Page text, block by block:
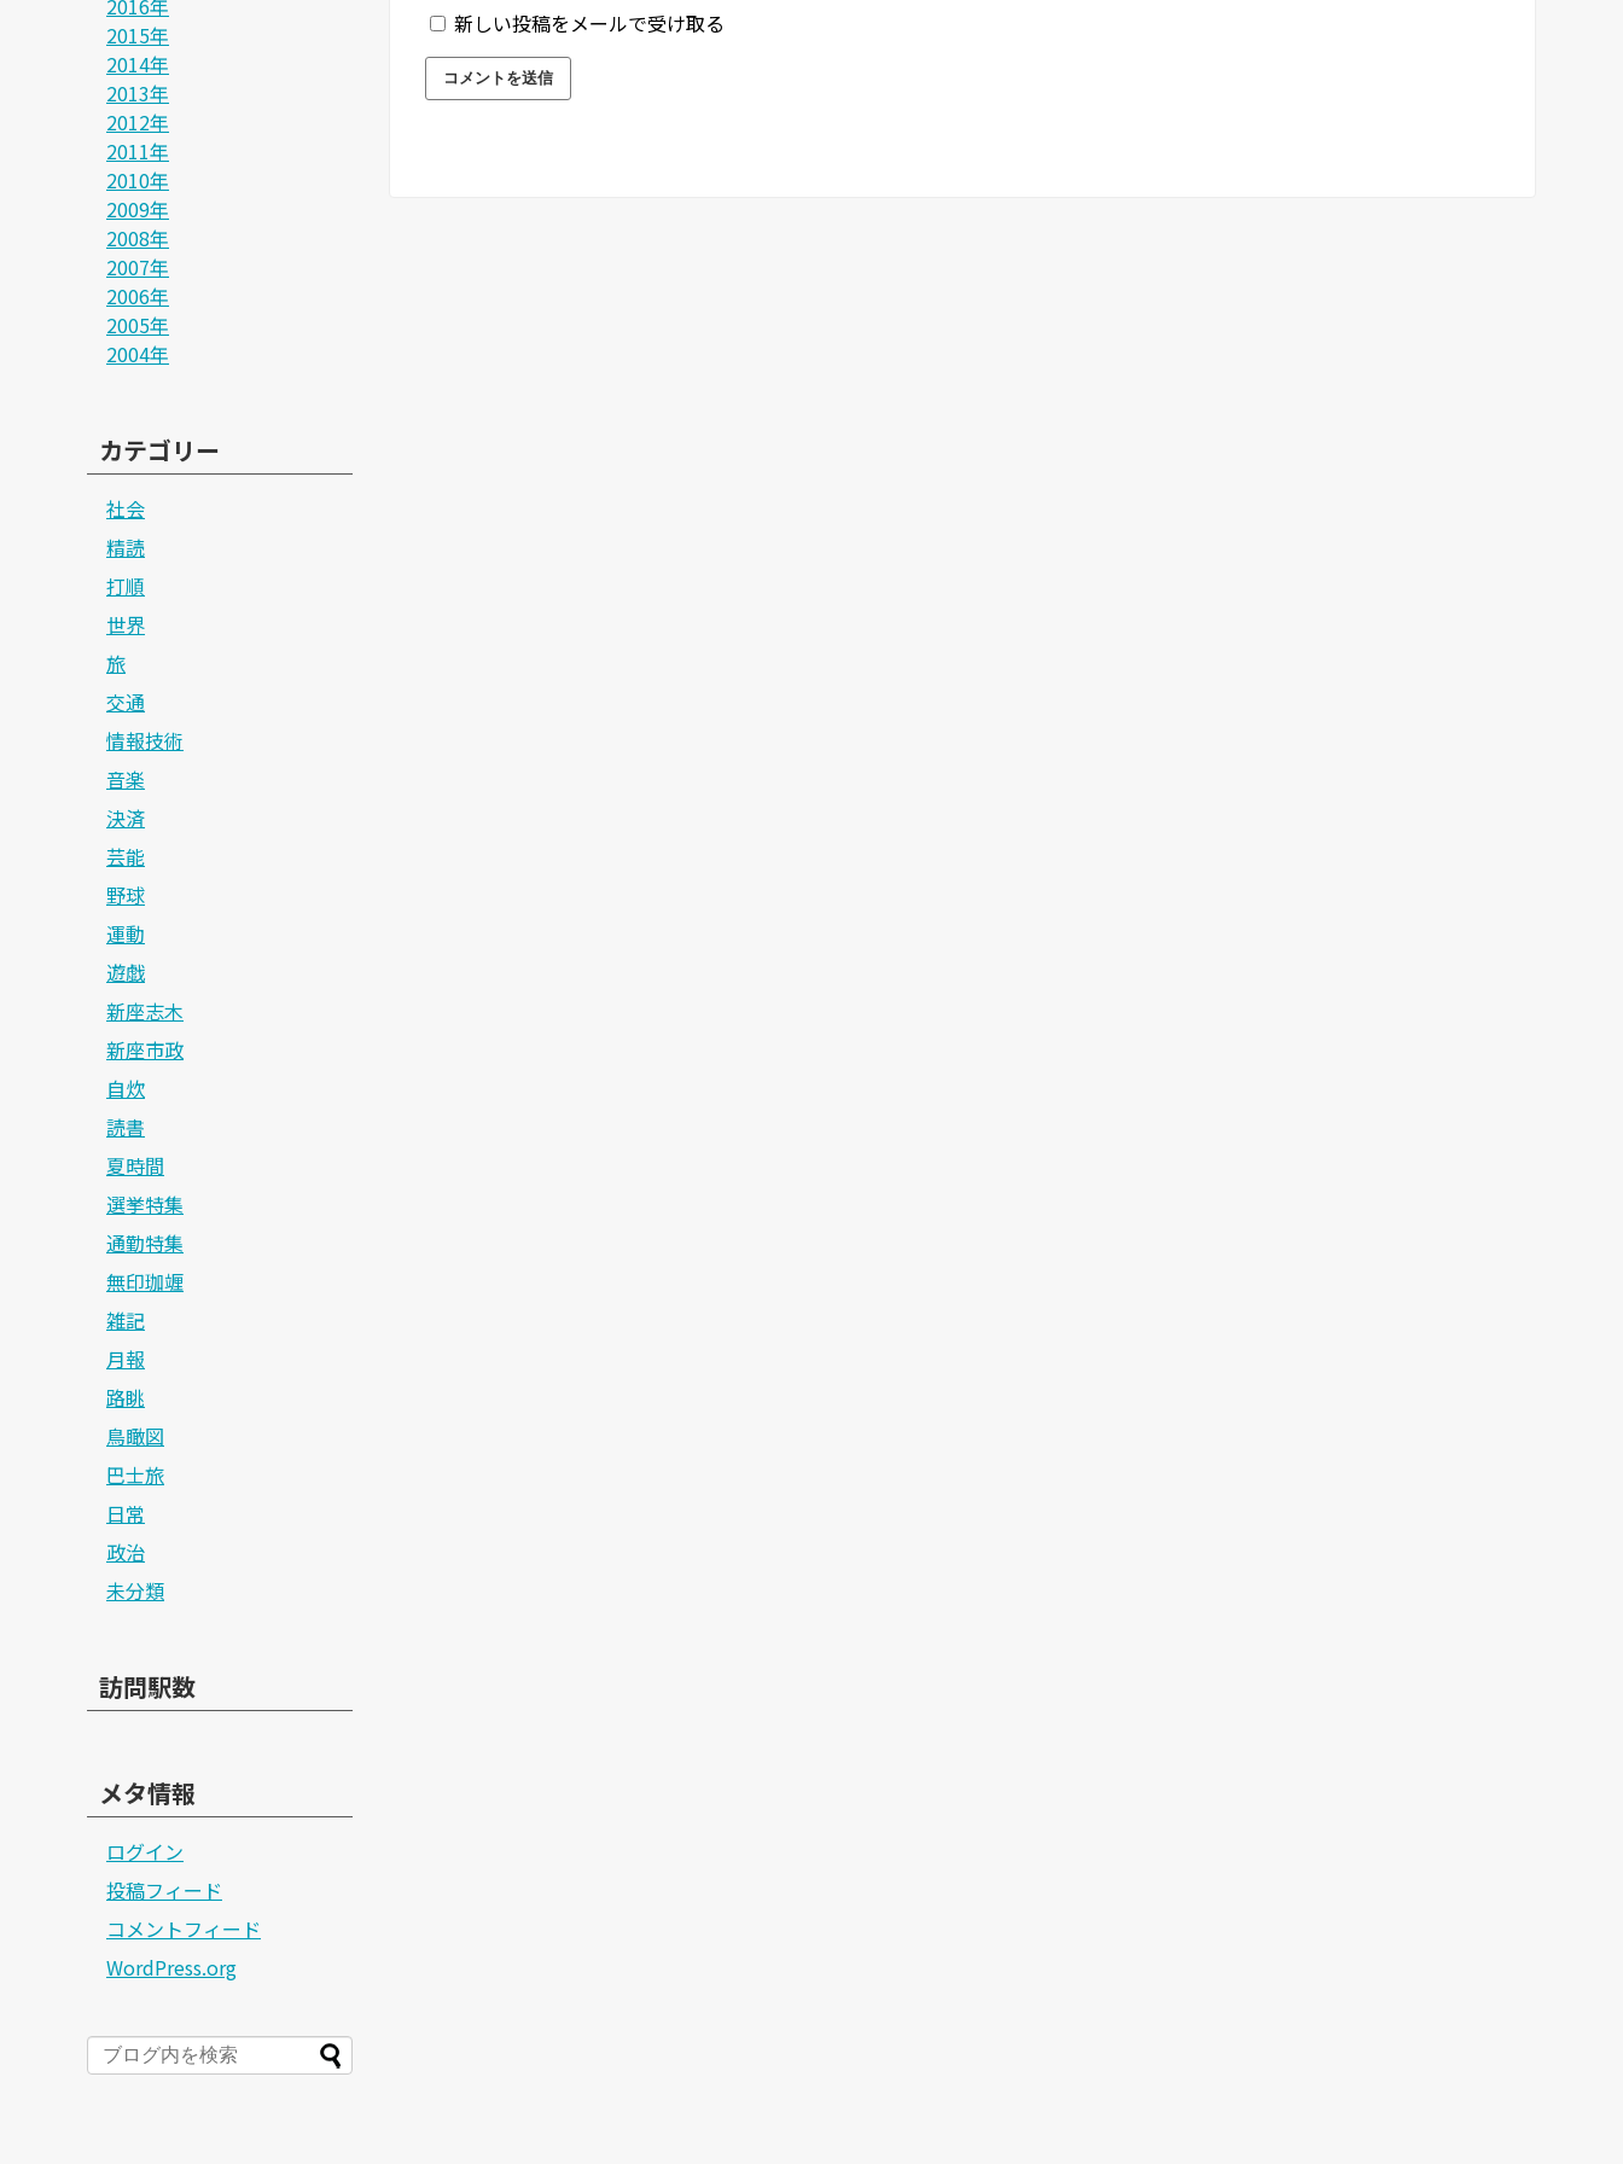
新しい投稿をメールで受け取る
2016年
2015年
2014年
2013年
2012年
2011年
2010年
2009年
2008年
2007年
2006年
2005年
2004年
カテゴリー
社会
精読
打順
世界
旅
交通
情報技術
音楽
決済
芸能
野球
運動
遊戯
新座志木
新座市政
自炊
読書
夏時間
選挙特集
通勤特集
無印珈竰
雑記
月報
路眺
鳥瞰図
巴士旅
日常
政治
未分類
訪問駅数
メタ情報
ログイン
投稿フィード
コメントフィード
WordPress.org